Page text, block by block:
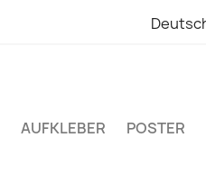
AUFKLEBER POSTER